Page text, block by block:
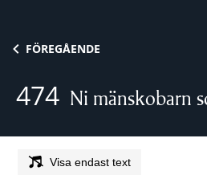
FÖREGÅENDE
474 Ni mänskobarn
Visa endast text